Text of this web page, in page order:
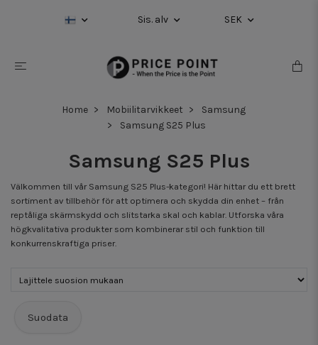
Sis. alv SEK
Home Mobiilitarvikkeet
Samsung
Samsung S25 Plus
Samsung S25 Plus
Välkommen till vår Samsung S25 Plus-kategori! Här hittar du ett brett
sortiment av tillbehör för att optimera och skydda din enhet – från
reptåliga skärmskydd och slitstarka skal och kablar. Utforska våra
högkvalitativa produkter som kombinerar stil och funktion till
konkurrenskraftiga priser.
Suodata